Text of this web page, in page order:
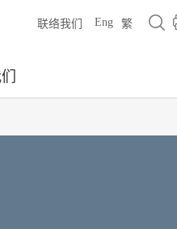
联络我们 Eng 繁